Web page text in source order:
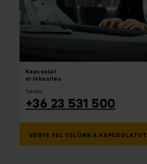
Kapcsolat
értékesítés
Telefon
+36 23 531 500
VEGYE FEL VELÜNK A KAPCSOLATOT